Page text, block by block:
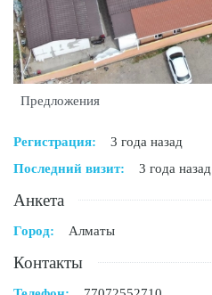
Предложения
Регистрация:
3 года назад
Последний визит:
3 года назад
Анкета
Город: Алматы
Контакты